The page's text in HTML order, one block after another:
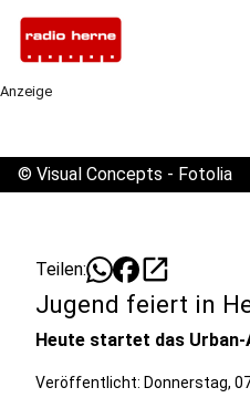
Anzeige
© Visual Concepts - Fotolia
Teilen: open_in_new
Jugend feiert in
Heute startet das
Veröffentlicht: Donnerstag,